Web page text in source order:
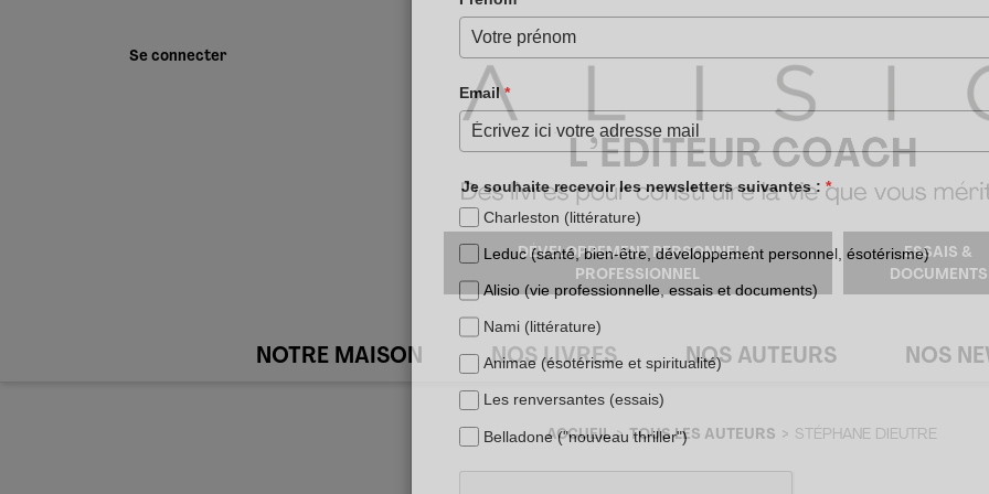
Se connecter
DÉVELOPPEMENT PERSONNEL &
PROFESSIONNEL
ESSAIS &
DOCUMENTS
NOTRE MAISON NOS LIVRES NOS AUTEURS NOS
ACCUEIL TOUS LES AUTEURS STÉPHANE DIEUTRE